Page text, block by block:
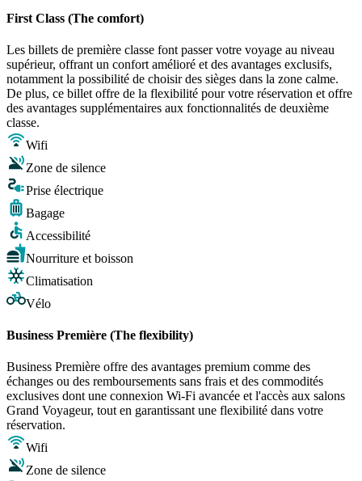
First Class (The comfort)
Les billets de première classe font passer votre voyage au niveau
supérieur, offrant un confort amélioré et des avantages exclusifs,
notamment la possibilité de choisir des sièges dans la zone calme.
De plus, ce billet offre de la flexibilité pour votre réservation et offre
des avantages supplémentaires aux fonctionnalités de deuxième
classe.
Wifi
Zone de silence
Prise électrique
Bagage
Accessibilité
Nourriture et boisson
Climatisation
Vélo
Business Première (The flexibility)
Business Première offre des avantages premium comme des
échanges ou des remboursements sans frais et des commodités
exclusives dont une connexion Wi-Fi avancée et l'accès aux salons
Grand Voyageur, tout en garantissant une flexibilité dans votre
réservation.
Wifi
Zone de silence